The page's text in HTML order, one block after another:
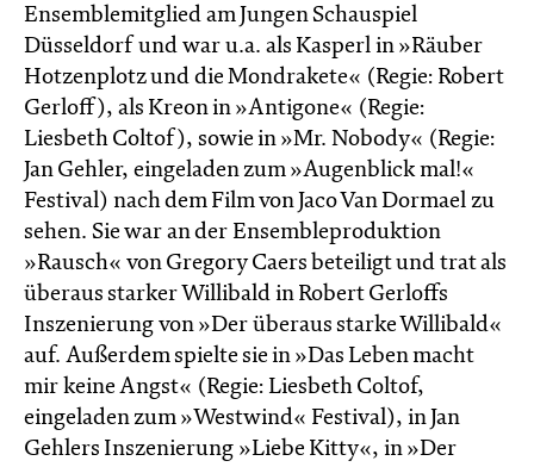
Ensemblemitglied am Jungen Schauspiel
Düsseldorf und war u.a. als Kasperl in »Räuber
Hotzenplotz und die Mondrakete« (Regie: Robert
Gerloff), als Kreon in »Antigone« (Regie:
Liesbeth Coltof), sowie in »Mr. Nobody« (Regie:
Jan Gehler, eingeladen zum »Augenblick mal!«
Festival) nach dem Film von Jaco Van Dormael zu
sehen. Sie war an der Ensembleproduktion
»Rausch« von Gregory Caers beteiligt und trat als
überaus starker Willibald in Robert Gerloffs
Inszenierung von »Der überaus starke Willibald«
auf. Außerdem spielte sie in »Das Leben macht
mir keine Angst« (Regie: Liesbeth Coltof,
eingeladen zum »Westwind« Festival), in Jan
Gehlers Inszenierung »Liebe Kitty«, in »Der